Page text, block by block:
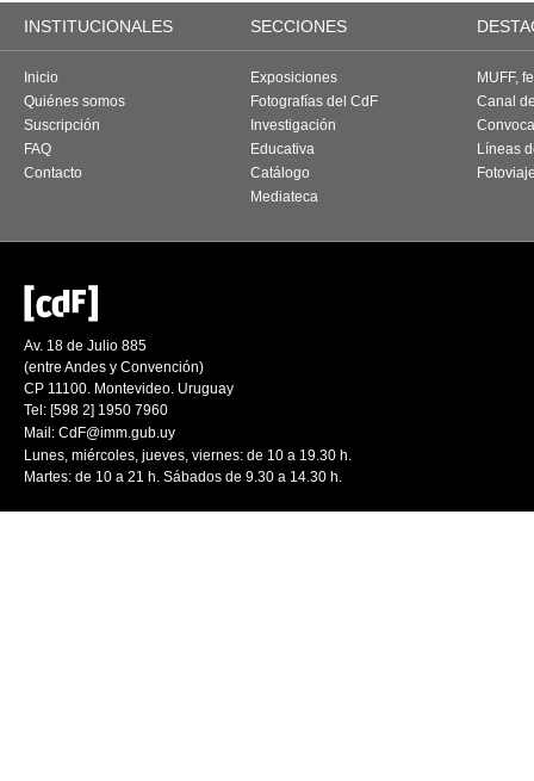
INSTITUCIONALES SECCIONES
Inicio
Quiénes somos
Suscripción
FAQ
Contacto
Exposiciones
Fotografías del CdF
Investigación
Educativa
Catálogo
Mediateca
MUFF,
Canal
Líneas
Av. 18 de Julio 885
(entre Andes y Convención)
CP 11100. Montevideo. Uruguay
Tel: [598 2] 1950 7960
Mail: CdF@imm.gub.uy
Lunes, miércoles, jueves, viernes: de 10 a 19.30 h.
Martes: de 10 a 21 h. Sábados de 9.30 a 14.30 h.